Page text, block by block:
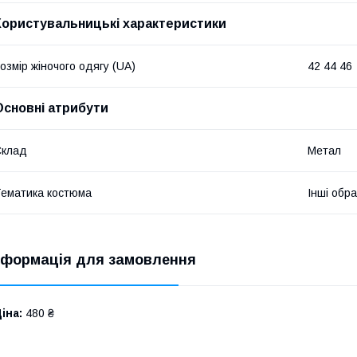
характеристики
жіночого одягу (UA) 42 44 46
атрибути
Метал
костюма Інші
для замовлення
480 ₴